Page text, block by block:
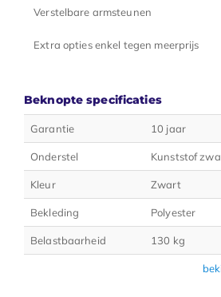
Verstelbare armsteunen
Extra opties enkel tegen meerprijs
Beknopte specificaties
Garantie 10 jaar
Onderstel Kunststof
Kleur Zwart
Bekleding Polyester
Belastbaarheid 130 kg